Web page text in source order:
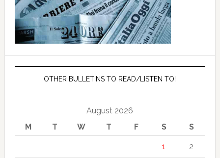
OTHER BULLETINS TO READ/LISTEN TO!
August 2026
M
T W T F S S
1 2